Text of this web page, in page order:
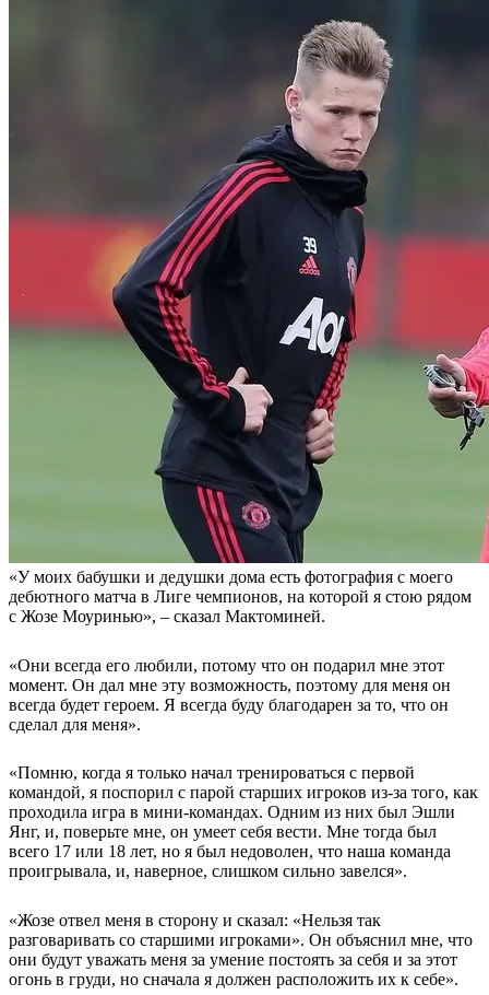
«У моих бабушки и дедушки дома есть фотография с моего
дебютного матча в Лиге чемпионов, на которой я стою рядом
с Жозе Моуринью», – сказал Мактоминей.
«Они всегда его любили, потому что он подарил мне этот
момент. Он дал мне эту возможность, поэтому для меня он
всегда будет героем. Я всегда буду благодарен за то, что он
сделал для меня».
«Помню, когда я только начал тренироваться с первой
командой, я поспорил с парой старших игроков из-за того, как
проходила игра в мини-командах. Одним из них был Эшли
Янг, и, поверьте мне, он умеет себя вести. Мне тогда был
всего 17 или 18 лет, но я был недоволен, что наша команда
проигрывала, и, наверное, слишком сильно завелся».
«Жозе отвел меня в сторону и сказал: «Нельзя так
разговаривать со старшими игроками». Он объяснил мне, что
они будут уважать меня за умение постоять за себя и за этот
огонь в груди, но сначала я должен расположить их к себе».